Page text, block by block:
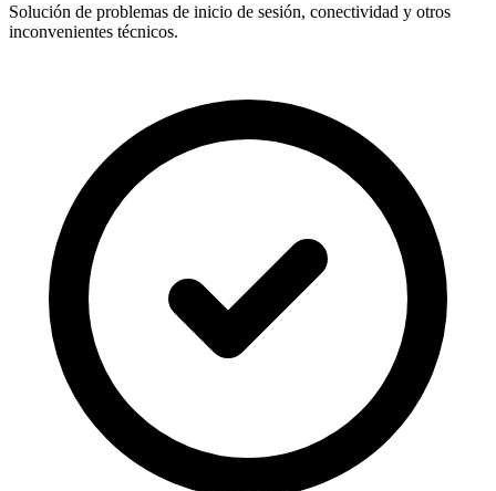
Solución de problemas de inicio de sesión, conectividad y otros
inconvenientes técnicos.